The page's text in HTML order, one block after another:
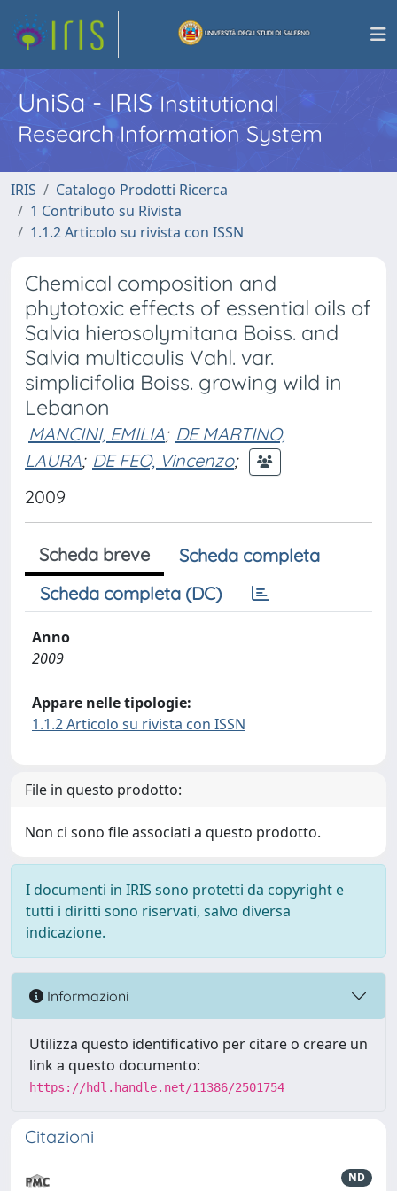
UniSa - IRISInstitutional
Research Information System
IRIS
Catalogo Prodotti Ricerca
1 Contributo su Rivista
1.1.2 Articolo su rivista con ISSN
Chemical composition and
phytotoxic effects of essential oils of
Salvia hierosolymitana Boiss. and
Salvia multicaulis Vahl. var.
simplicifolia Boiss. growing wild in
Lebanon
MANCINI, EMILIA; DE MARTINO,
LAURA; DE FEO, Vincenzo;
2009
Scheda breve
Scheda completa
Scheda completa (DC)
Anno
2009
Appare nelle tipologie:
1.1.2 Articolo su rivista con ISSN
File in questo prodotto:
Non ci sono file associati a questo prodotto.
I documenti in IRIS sono protetti da copyright e
tutti i diritti sono riservati, salvo diversa
indicazione.
Informazioni
Utilizza questo identificativo per citare o creare un
link a questo documento:
https://hdl.handle.net/11386/2501754
Citazioni
ND